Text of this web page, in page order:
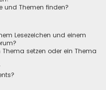
und Themen finden?
Lesezeichen und einem
setzen oder ein Thema